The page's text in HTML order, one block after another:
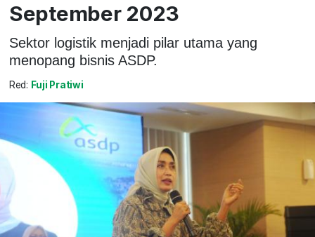
September 2023
Sektor logistik menjadi pilar utama yang
menopang bisnis ASDP.
Red: Fuji Pratiwi